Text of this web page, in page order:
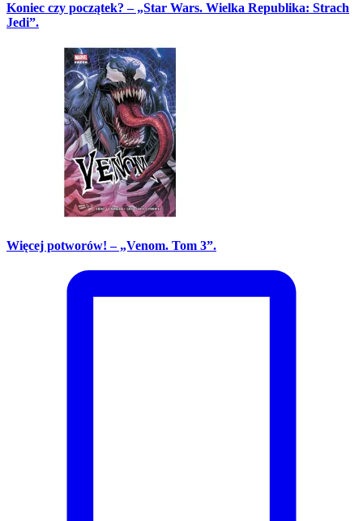
Koniec czy początek? – „Star Wars. Wielka Republika: Strach
Jedi”.
Więcej potworów! – „Venom. Tom 3”.